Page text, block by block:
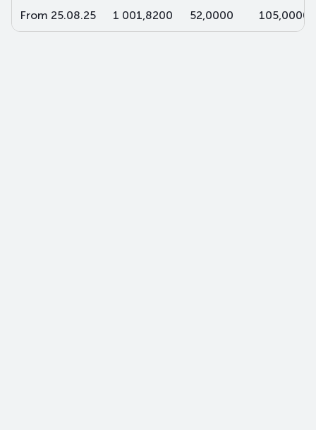
From 25.08.25 1 001,8200 52,0000 105,0000